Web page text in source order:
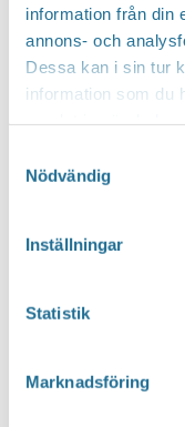
information från din
annons- och
Dessa kan i sin tur
information som du
Nödvändig
Inställningar
Statistik
Marknadsföring
SÖN
30 juni, 2024
Furulid
Gratis
FRE
Föregående